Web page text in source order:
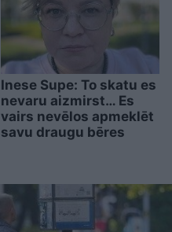
Inese Supe: To skatu es
nevaru aizmirst… Es
vairs nevēlos apmeklēt
savu draugu bēres